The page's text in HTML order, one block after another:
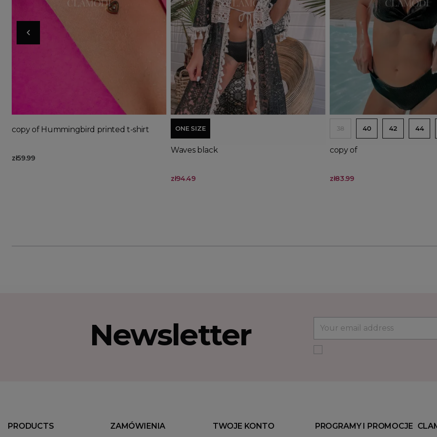
Add to basket
copy of Hummingbird printed t-shirt
zł59.99
Add to basket
ONE SIZE
Waves black
zł94.49
38 40 42 44
copy of
zł83.99
Newsletter
PRODUCTS ZAMÓWIENIA TWOJE KONTO PROGRAMY I PROMOCJE